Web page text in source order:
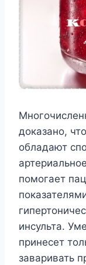
доказано,
обладают
помогает
инсульта.
принесет
заваривать